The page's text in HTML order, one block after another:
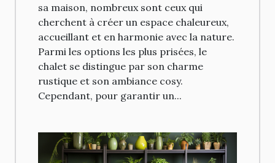
sa maison, nombreux sont ceux qui
cherchent à créer un espace chaleureux,
accueillant et en harmonie avec la nature.
Parmi les options les plus prisées, le
chalet se distingue par son charme
rustique et son ambiance cosy.
Cependant, pour garantir un...